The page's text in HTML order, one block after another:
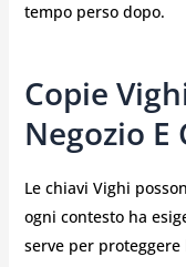
tempo perso dopo.
Copie
Negozio
Le chiavi Vighi
ogni contesto ha
serve per